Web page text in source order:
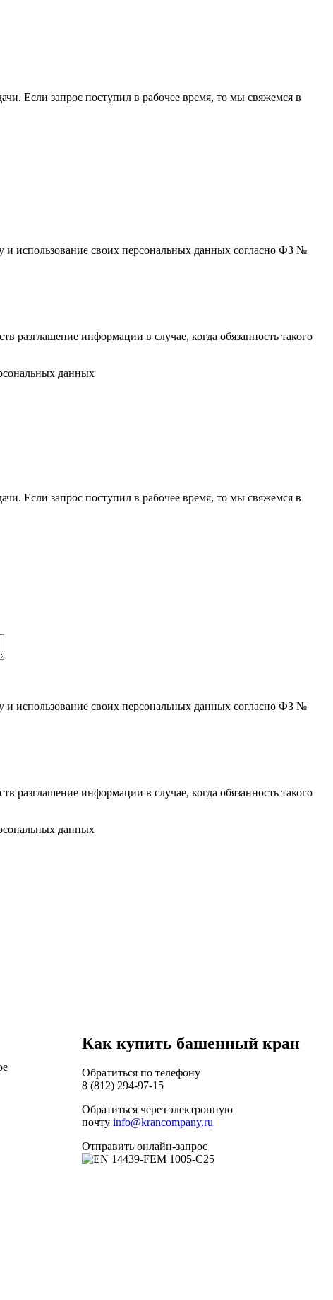
Если запрос поступил в рабочее время, то мы свяжемся в
и использование своих персональных данных согласно ФЗ №
разглашение информации в случае, когда обязанность такого
данных
Если запрос поступил в рабочее время, то мы свяжемся в
и использование своих персональных данных согласно ФЗ №
разглашение информации в случае, когда обязанность такого
данных
Как купить башенный кран
Обратиться по телефону
8 (812) 294-97-15
Обратиться через электронную
почту info@krancompany.ru
Отправить онлайн-запрос